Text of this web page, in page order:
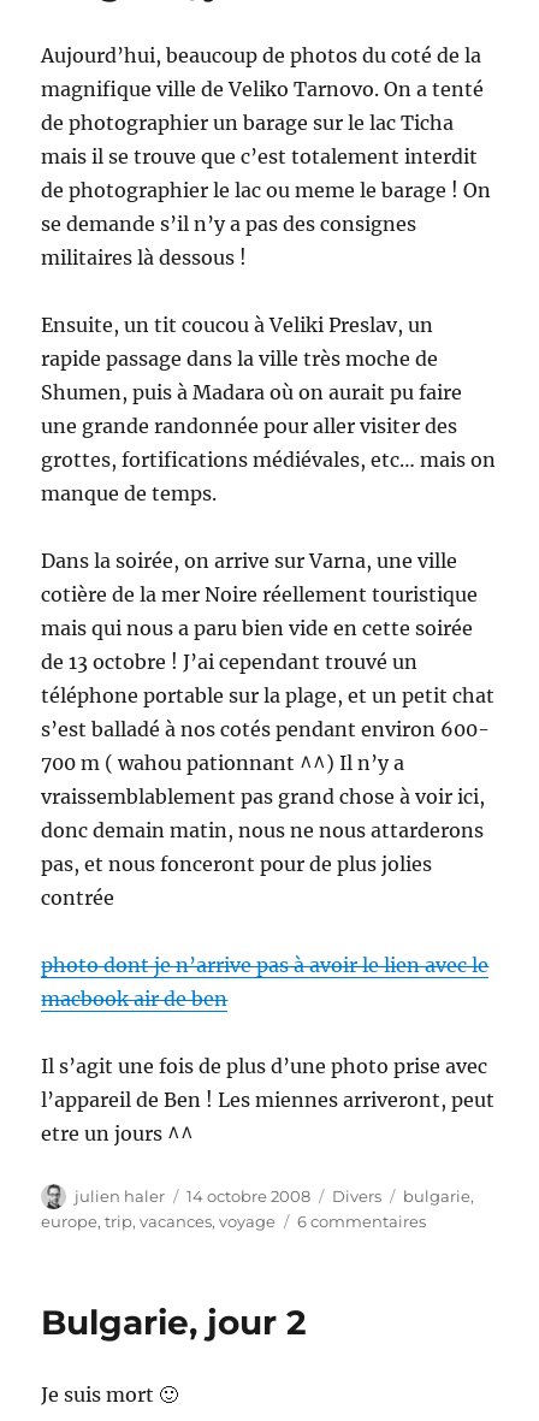
Aujourd’hui, beaucoup de photos du coté de la
magnifique ville de Veliko Tarnovo. On a tenté
de photographier un barage sur le lac Ticha
mais il se trouve que c’est totalement interdit
de photographier le lac ou meme le barage ! On
se demande s’il n’y a pas des consignes
militaires là dessous !
Ensuite, un tit coucou à Veliki Preslav, un
rapide passage dans la ville très moche de
Shumen, puis à Madara où on aurait pu faire
une grande randonnée pour aller visiter des
grottes, fortifications médiévales, etc… mais on
manque de temps.
Dans la soirée, on arrive sur Varna, une ville
cotière de la mer Noire réellement touristique
mais qui nous a paru bien vide en cette soirée
de 13 octobre ! J’ai cependant trouvé un
téléphone portable sur la plage, et un petit chat
s’est balladé à nos cotés pendant environ 600-
700 m ( wahou pationnant ^^) Il n’y a
vraissemblablement pas grand chose à voir ici,
donc demain matin, nous ne nous attarderons
pas, et nous fonceront pour de plus jolies
contrée
photo dont je n’arrive pas à avoir le lien avec le
macbook air de ben
Il s’agit une fois de plus d’une photo prise avec
l’appareil de Ben ! Les miennes arriveront, peut
etre un jours ^^
Auteur
julien haler
Publié
le
14 octobre 2008 Catégories
Divers Étiquettes
bulgarie,
europe,trip,vacances,voyage 6 commentairessur
Bulgarie, jour 2
Je suis mort 🙂